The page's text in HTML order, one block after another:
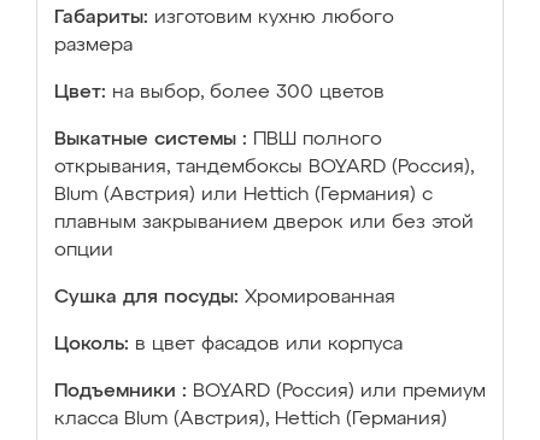
Габариты: изготовим кухню любого
размера
Цвет: на выбор, более 300 цветов
Выкатные системы :
ПВШ полного
открывания, тандембоксы BOYARD (Россия),
Blum (Австрия) или Hettich (Германия) с
плавным закрыванием дверок или без этой
опции
Сушка для посуды: Хромированная
Цоколь: в цвет фасадов или корпуса
Подъемники : BOYARD (Россия) или премиум
класса Blum (Австрия), Hettich (Германия)